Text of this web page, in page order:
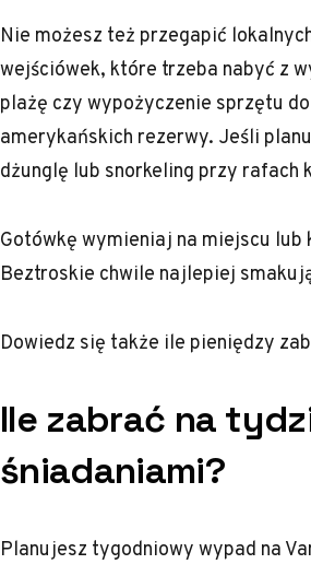
Nie możesz też przegapić
wejściówek, które trzeba nabyć z
plażę czy wypożyczenie sprzętu
amerykańskich rezerwy. Jeśli
dżunglę lub snorkeling przy
Gotówkę wymieniaj na miejscu
Beztroskie chwile najlepiej
Dowiedz się także ile pieniędzy
Ile zabrać na
śniadaniami?
Planujesz tygodniowy wypad na